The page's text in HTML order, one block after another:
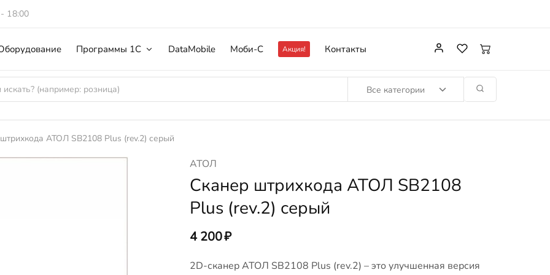
18:00
Программы 1С DataMobile Моби-С Акция! Контакты
Все категории
АТОЛ SB2108 Plus (rev.2) серый
АТОЛ
Сканер штрихкода АТОЛ SB2108
Plus (rev.2) серый
4 200₽
2D-сканер АТОЛ SB2108 Plus (rev.2) – это улучшенная версия